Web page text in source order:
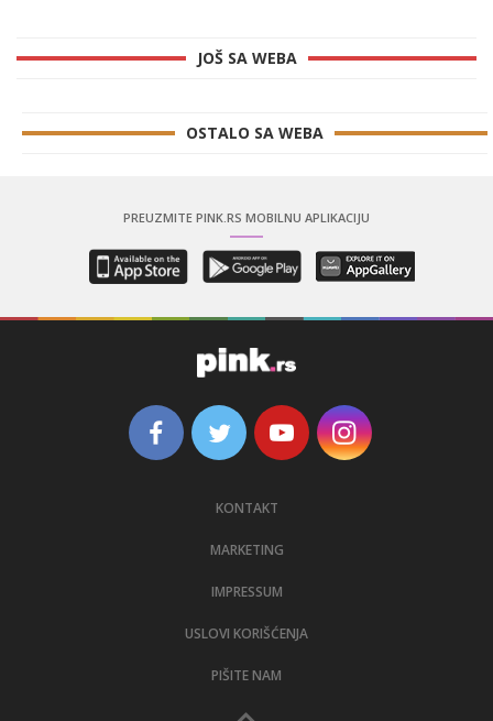
JOŠ SA WEBA
OSTALO SA WEBA
PREUZMITE PINK.RS MOBILNU APLIKACIJU
KONTAKT
MARKETING
IMPRESSUM
USLOVI KORIŠĆENJA
PIŠITE NAM